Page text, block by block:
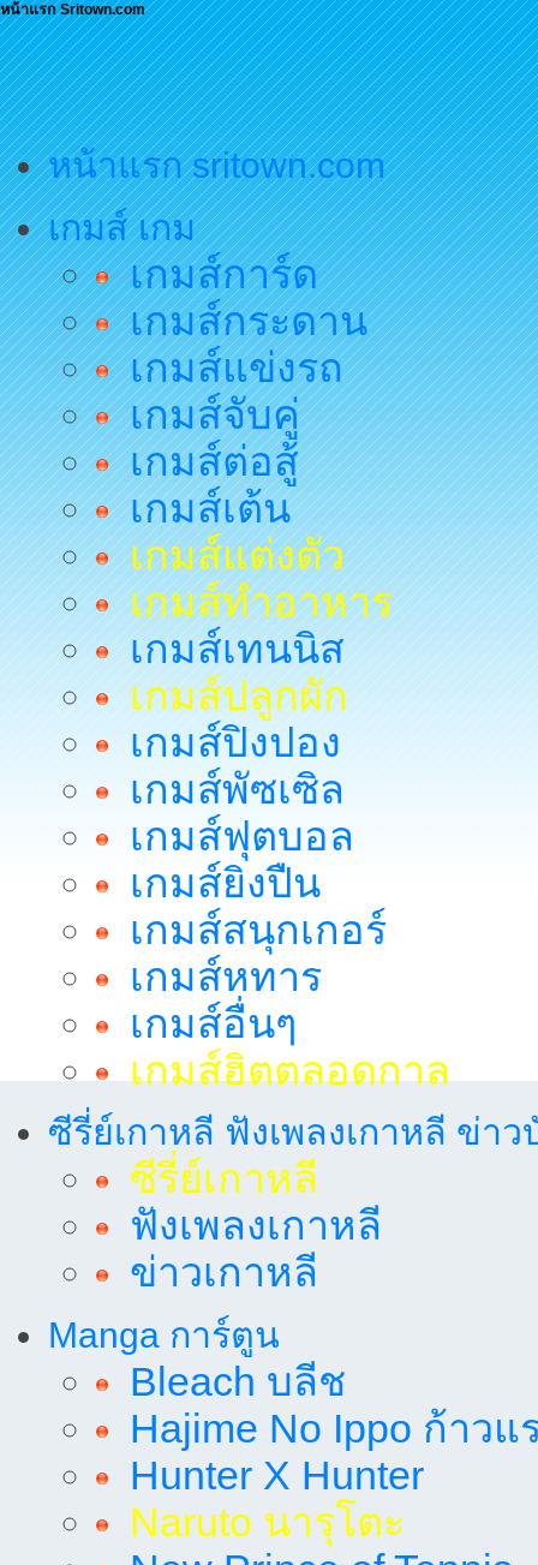
หน้าแรก Sritown.com
หน้าแรก sritown.com
เกมส์ เกม
เกมส์การ์ด
เกมส์กระดาน
เกมส์แข่งรถ
เกมส์จับคู่
เกมส์ต่อสู้
เกมส์เต้น
เกมส์แต่งตัว
เกมส์ทำอาหาร
เกมส์เทนนิส
เกมส์ปลูกผัก
เกมส์ปิงปอง
เกมส์พัซเซิล
เกมส์ฟุตบอล
เกมส์ยิงปืน
เกมส์สนุกเกอร์
เกมส์หทาร
เกมส์อื่นๆ
เกมส์ฮิตตลอดกาล
ซีรี่ย์เกาหลี ฟังเพลงเกาหลี ข่าว
ซีรี่ย์เกาหลี
ฟังเพลงเกาหลี
ข่าวเกาหลี
Manga การ์ตูน
Bleach บลีช
Hajime No Ippo ก้าวแ
Hunter X Hunter
Naruto นารุโตะ